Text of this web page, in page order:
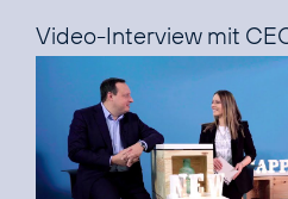
Video-Interview mit